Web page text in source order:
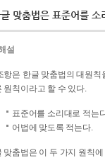
맞춤법은 표준어를 소
설
항은 한글 맞춤법의 대원칙
원칙이라고 할 수 있다.
표준어를 소리대로 적는
어법에 맞도록 적는다.
맞춤법은 이 두 가지 원칙